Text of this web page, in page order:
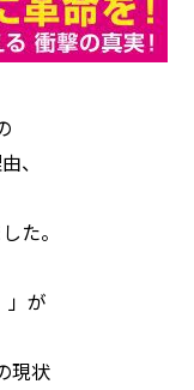
、
た。
」が
現状